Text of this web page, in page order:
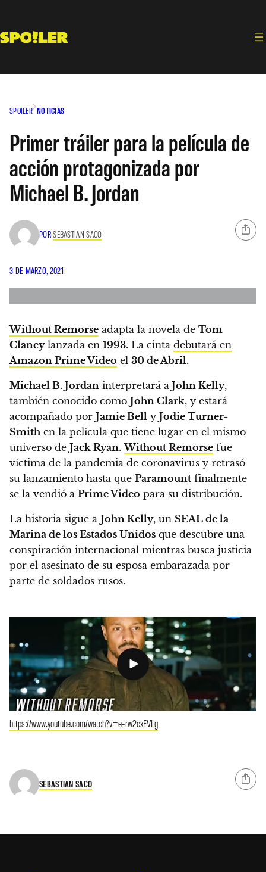
contenido
SPOILER NOTICIAS
Primer tráiler para la película de
acción protagonizada por
Michael B. Jordan
PORSEBASTIAN SACO
3 DE MARZO, 2021
Without Remorse adapta la novela de Tom
Clancylanzada en 1993. La cinta debutará en
Amazon Prime Video el 30 de Abril.
Michael B. Jordan interpretará a John Kelly,
también conocido como John Clark, y estará
acompañado por Jamie Bell y Jodie Turner-
Smithen la película que tiene lugar en el mismo
universo de Jack Ryan.Without Remorse fue
víctima de la pandemia de coronavirus y retrasó
su lanzamiento hasta que Paramount finalmente
se la vendió a Prime Video para su distribución.
La historia sigue a John Kelly, un SEAL de la
Marina de los Estados Unidos que descubre una
conspiración internacional mientras busca justicia
por el asesinato de su esposa embarazada por
parte de soldados rusos.
https://www.youtube.com/watch?v=e-rw2cxFVLg
SEBASTIAN SACO